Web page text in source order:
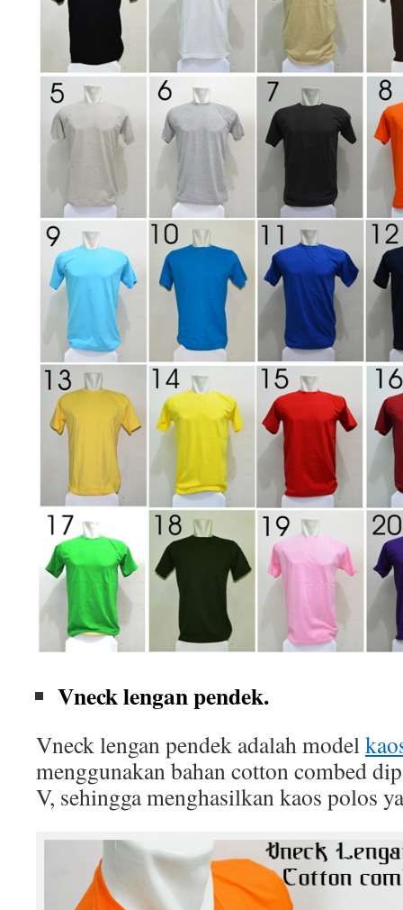
Vneck lengan pendek.
Vneck lengan pendek adalah model
menggunakan bahan cotton combed
V, sehingga menghasilkan kaos polos